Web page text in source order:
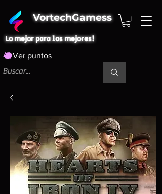
VortechGamess
Lo mejor para los mejores!
Ver puntos